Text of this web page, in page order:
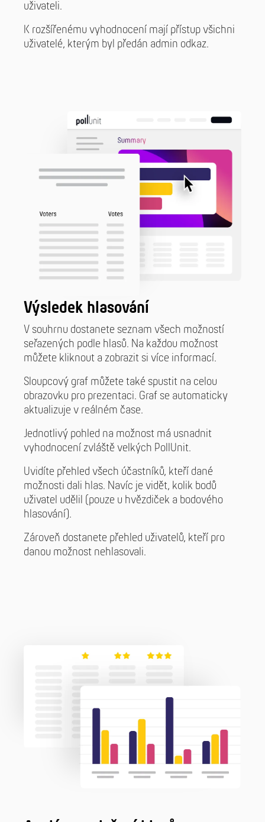
uživateli.
K rozšířenému vyhodnocení mají přístup všichni
uživatelé, kterým byl předán admin odkaz.
Výsledek hlasování
V souhrnu dostanete seznam všech možností
seřazených podle hlasů. Na každou možnost
můžete kliknout a zobrazit si více informací.
Sloupcový graf můžete také spustit na celou
obrazovku pro prezentaci. Graf se automaticky
aktualizuje v reálném čase.
Jednotlivý pohled na možnost má usnadnit
vyhodnocení zvláště velkých PollUnit.
Uvidíte přehled všech účastníků, kteří dané
možnosti dali hlas. Navíc je vidět, kolik bodů
uživatel udělil (pouze u hvězdiček a bodového
hlasování).
Zároveň dostanete přehled uživatelů, kteří pro
danou možnost nehlasovali.